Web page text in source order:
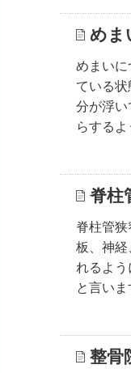
めま
めまいに
ている
分が浮い
らする
脊柱
脊柱管
板、神
れるよ
と言い
整骨